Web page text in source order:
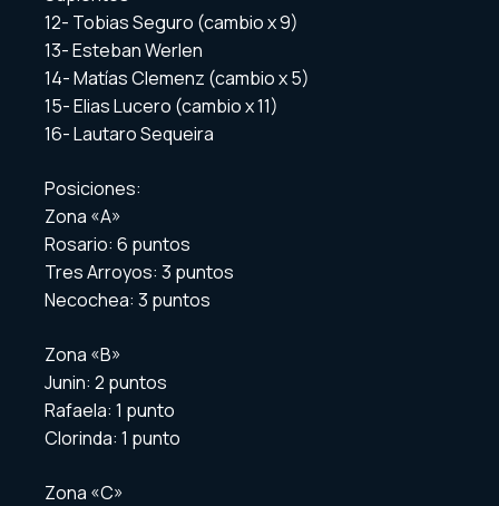
12- Tobias Seguro (cambio x 9)
13- Esteban Werlen
14- Matías Clemenz (cambio x 5)
15- Elias Lucero (cambio x 11)
16- Lautaro Sequeira
Posiciones:
Zona «A»
Rosario: 6 puntos
Tres Arroyos: 3 puntos
Necochea: 3 puntos
Zona «B»
Junin: 2 puntos
Rafaela: 1 punto
Clorinda: 1 punto
Zona «C»